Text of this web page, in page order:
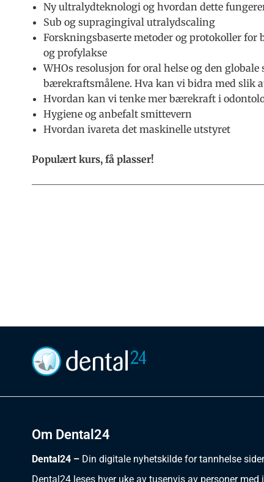
Ny ultralydteknologi og hvordan dette
Sub og supragingival utralydscaling
Forskningsbaserte metoder og protokoller
og profylakse
WHOs resolusjon for oral helse og den
bærekraftsmålene. Hva kan vi bidra med slik
Hvordan kan vi tenke mer bærekraft i
Hygiene og anbefalt smittevern
Hvordan ivareta det maskinelle utstyret
Populært kurs, få plasser!
Om Dental24
Dental24 – Din digitale nyhetskilde for tannhelse
Dental24 leses hver uke av tusenvis av personer med